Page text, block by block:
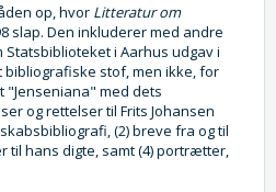
op, hvor Litteratur om
slap. Den inkluderer med andre
i Aarhus udgav i
bibliografiske stof, men ikke, for
"Jenseniana" med dets
og rettelser til Frits Johansen
(2) breve fra og til
til hans digte, samt (4) portrætter,